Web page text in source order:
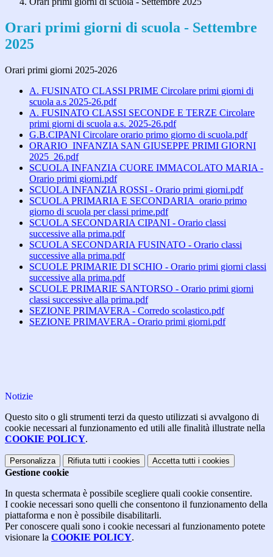
Orari primi giorni di scuola - Settembre
2025
Orari primi giorni 2025-2026
A. FUSINATO CLASSI PRIME Circolare primi giorni di
scuola a.s 2025-26.pdf
A. FUSINATO CLASSI SECONDE E TERZE Circolare
primi giorni di scuola a.s. 2025-26.pdf
G.B.CIPANI Circolare orario primo giorno di scuola.pdf
ORARIO_INFANZIA SAN GIUSEPPE PRIMI GIORNI
2025_26.pdf
SCUOLA INFANZIA CUORE IMMACOLATO MARIA -
Orario primi giorni.pdf
SCUOLA INFANZIA ROSSI - Orario primi giorni.pdf
SCUOLA PRIMARIA E SECONDARIA_orario primo
giorno di scuola per classi prime.pdf
SCUOLA SECONDARIA CIPANI - Orario classi
successive alla prima.pdf
SCUOLA SECONDARIA FUSINATO - Orario classi
successive alla prima.pdf
SCUOLE PRIMARIE DI SCHIO - Orario primi giorni classi
successive alla prima.pdf
SCUOLE PRIMARIE SANTORSO - Orario primi giorni
classi successive alla prima.pdf
SEZIONE PRIMAVERA - Corredo scolastico.pdf
SEZIONE PRIMAVERA - Orario primi giorni.pdf
Notizie
Questo sito o gli strumenti terzi da questo utilizzati si avvalgono di
cookie necessari al funzionamento ed utili alle finalità illustrate nella
COOKIE POLICY.
Personalizza Rifiuta tutti i cookies Accetta tutti i cookies
Gestione cookie
In questa schermata è possibile scegliere quali cookie consentire.
I cookie necessari sono quelli che consentono il funzionamento della
piattaforma e non è possibile disabilitarli.
Per conoscere quali sono i cookie necessari al funzionamento potete
visionare la COOKIE POLICY.